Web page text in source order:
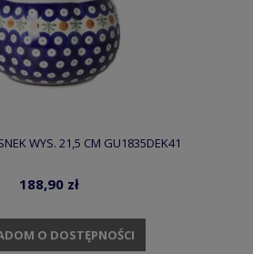
WYS. 21,5 CM GU1835DEK41
188,90 zł
O DOSTĘPNOŚCI